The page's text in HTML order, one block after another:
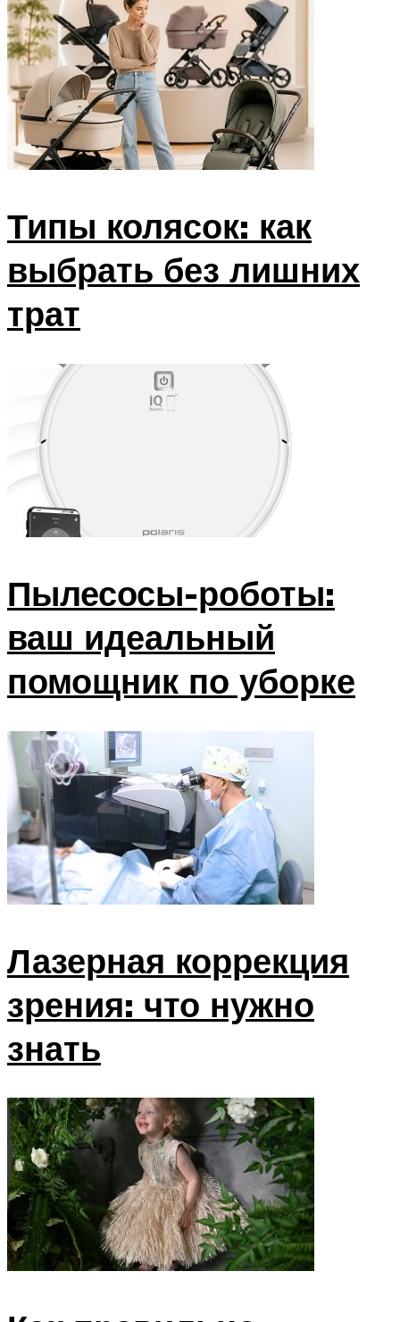
Типы колясок: как
выбрать без лишних
трат
Пылесосы-роботы:
ваш идеальный
помощник по уборке
Лазерная коррекция
зрения: что нужно
знать